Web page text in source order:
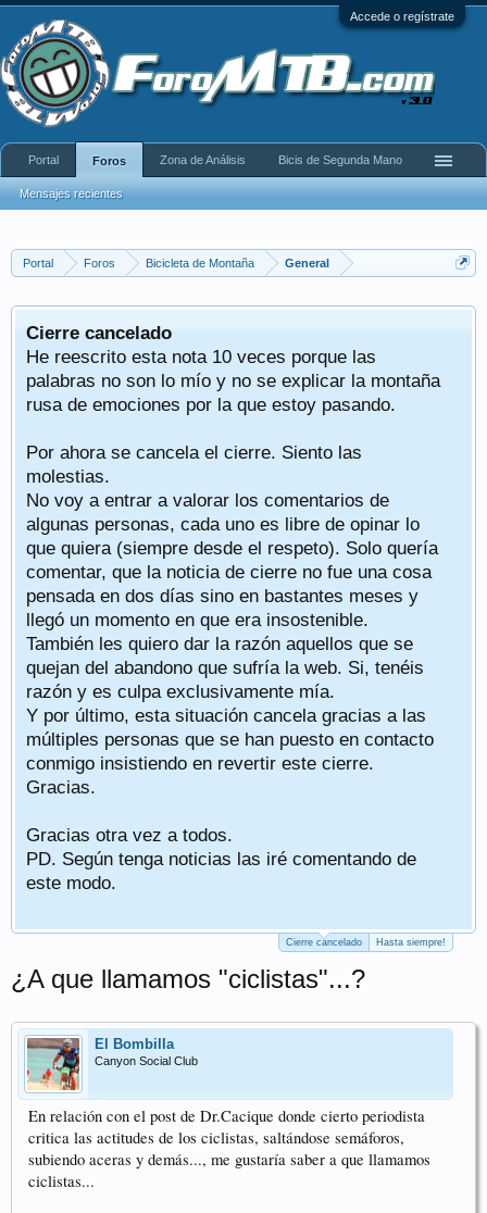
Accede o regístrate
Portal Foros Bicicleta de Montaña General
Cierre cancelado
He reescrito esta nota 10 veces porque las
palabras no son lo mío y no se explicar la montaña
rusa de emociones por la que estoy pasando.
Por ahora se cancela el cierre. Siento las
molestias.
No voy a entrar a valorar los comentarios de
algunas personas, cada uno es libre de opinar lo
que quiera (siempre desde el respeto). Solo quería
comentar, que la noticia de cierre no fue una cosa
pensada en dos días sino en bastantes meses y
llegó un momento en que era insostenible.
También les quiero dar la razón aquellos que se
quejan del abandono que sufría la web. Si, tenéis
razón y es culpa exclusivamente mía.
Y por último, esta situación cancela gracias a las
múltiples personas que se han puesto en contacto
conmigo insistiendo en revertir este cierre.
Gracias.
Gracias otra vez a todos.
PD. Según tenga noticias las iré comentando de
este modo.
Cierre cancelado Hasta siempre!
¿A que llamamos "ciclistas"...?
El Bombilla
Canyon Social Club
En relación con el post de Dr.Cacique donde cierto periodista
critica las actitudes de los ciclistas, saltándose semáforos,
subiendo aceras y demás..., me gustaría saber a que llamamos
ciclistas...
Portal Foros
Mensajes recientes
Zona de Análisis Bicis de Segunda Mano